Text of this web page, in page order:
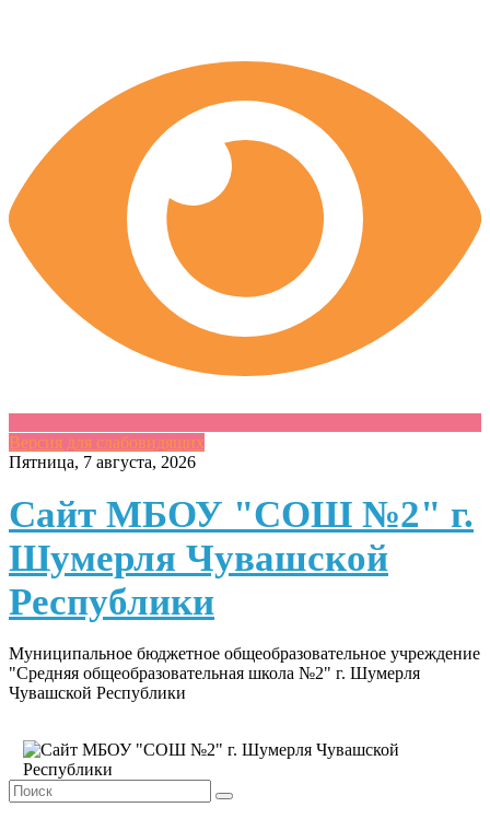
Версия для слабовидящих
Skip
content
Пятница, 7 августа, 2026
Сайт МБОУ "СОШ №2" г.
Шумерля Чувашской
Республики
Муниципальное бюджетное общеобразовательное учреждение
"Средняя общеобразовательная школа №2" г. Шумерля
Чувашской Республики